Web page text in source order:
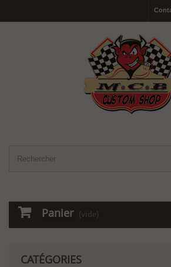
Panier (vide)
CATÉGORIES